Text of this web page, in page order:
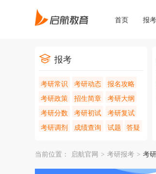
首页 报考
报考
考研常识 考研动态
报名攻略
考研政策
招生简章
考研大纲
考研分数
考研初试
考研复试
考研调剂
成绩查询 试题 答疑
当前位置： 启航官网 > 考研报考 > 考